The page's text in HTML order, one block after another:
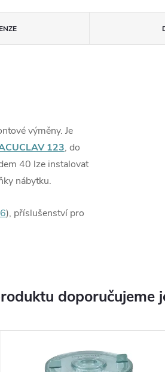
výměny. Je
123, do
40 lze instalovat
nábytku.
), příslušenství pro
doporučujeme